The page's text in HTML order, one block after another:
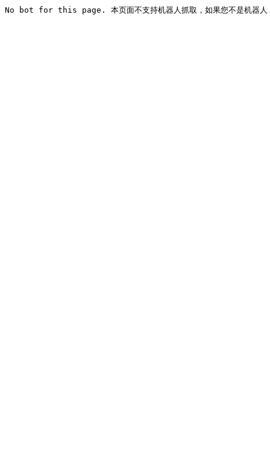
No bot for this page. 本页面不支持机器人抓取，如果您不是机器人，